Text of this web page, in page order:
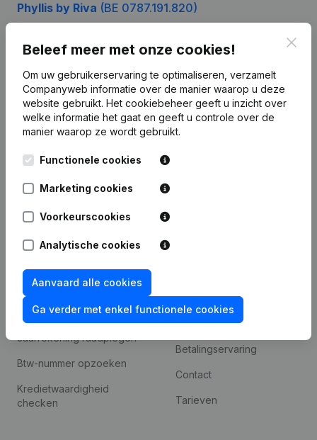
Phyllis by Riva (BE 0787.191.820)
Beleef meer met onze cookies!
Om uw gebruikerservaring te optimaliseren, verzamelt
Companyweb informatie over de manier waarop u deze
website gebruikt. Het cookiebeheer geeft u inzicht over
welke informatie het gaat en geeft u controle over de
manier waarop ze wordt gebruikt.
Functionele cookies
Marketing cookies
Voorkeurscookies
Analytische cookies
Aanvaard alle cookies
Ga verder met enkel functionele cookies
Nederlands
Kantorenpark Everest
248D,
Bedrijfsinformatie
Monitoring
Spotlight
Compliance &
fraudepreventie
Jaarrekening raadplegen
Btw-nummer opzoeken
Kredietwaardigheid
checken
Integraties
Integraties op maat
Betalingservaring
Contact
Tarieven